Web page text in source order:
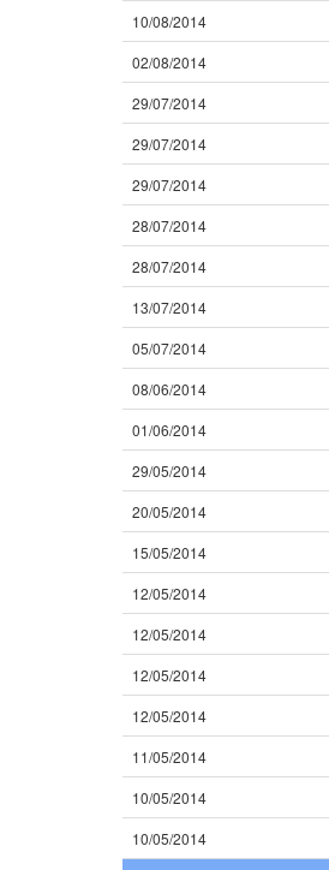
10/08/2014
02/08/2014
29/07/2014
29/07/2014
29/07/2014
28/07/2014
28/07/2014
13/07/2014
05/07/2014
08/06/2014
01/06/2014
29/05/2014
20/05/2014
15/05/2014
12/05/2014
12/05/2014
12/05/2014
12/05/2014
11/05/2014
10/05/2014
10/05/2014